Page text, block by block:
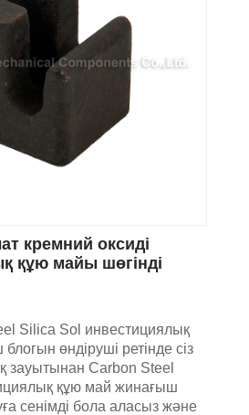
кремний оксиді
құю майы шөгінді
Silica Sol инвестициялық
өндіруші ретінде сіз
зауытынан Carbon Steel
құю май жинағыш
сенімді бола аласыз және